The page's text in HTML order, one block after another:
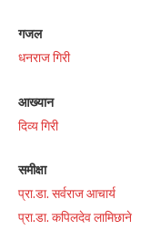
गजल
धनराज गिरी
आख्यान
दिव्य गिरी
समीक्षा
प्रा.डा. सर्वराज आचार्य
प्रा.डा. कपिलदेव लामिछाने